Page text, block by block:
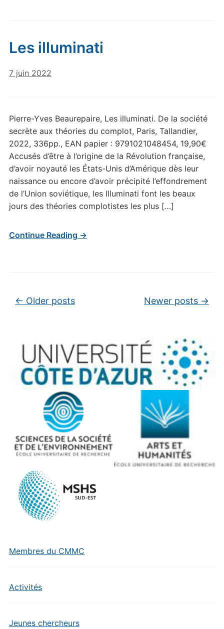
Membres du CMMC
Activités
Jeunes chercheurs
Les illuminati
7 juin 2022
Pierre-Yves Beaurepaire, Les illuminati. De la société
secrète aux théories du complot, Paris, Tallandier,
2022, 336pp., EAN papier : 9791021048454, 19,90€
Accusés d’être à l’origine de la Révolution française,
d’avoir noyauté les États-Unis d’Amérique dès leur
naissance ou encore d’avoir précipité l’effondrement
de l’Union soviétique, les Illuminati font les beaux
jours des théories complotistes les plus […]
Continue Reading →
Post navigation
← Older posts Newer posts →